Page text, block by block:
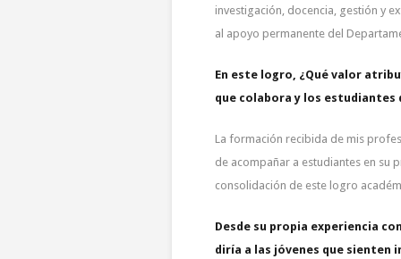
investigación, docencia, gestión y
al apoyo permanente del
En este logro, ¿Qué valor
que colabora y los estudiantes
La formación recibida de mis
de acompañar a estudiantes en su
consolidación de este logro
Desde su propia experiencia
diría a las jóvenes que sienten